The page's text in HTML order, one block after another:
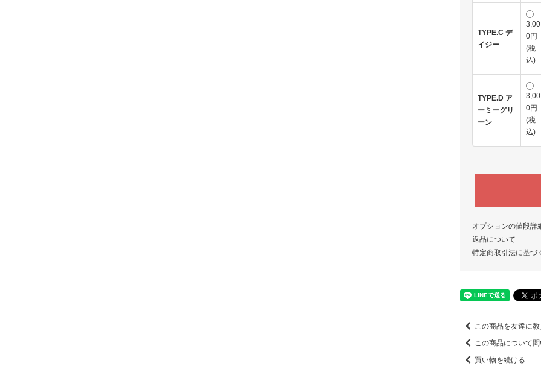
TYPE.C デ
イジー
3,00
0円
(税
込)
TYPE.D ア
ーミーグリ
ーン
3,00
0円
(税
込)
オプションの値段詳
返品について
特定商取引法に基づ
この商品を友達に
この商品について
買い物を続ける